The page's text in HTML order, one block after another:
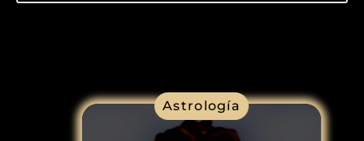
Astrología